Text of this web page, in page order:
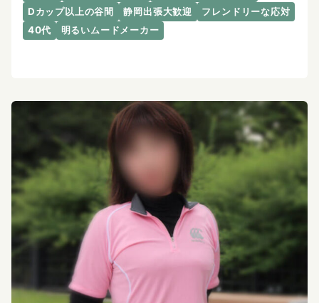
Dカップ以上の谷間
静岡出張大歓迎
フレンドリーな応対
40代
明るいムードメーカー